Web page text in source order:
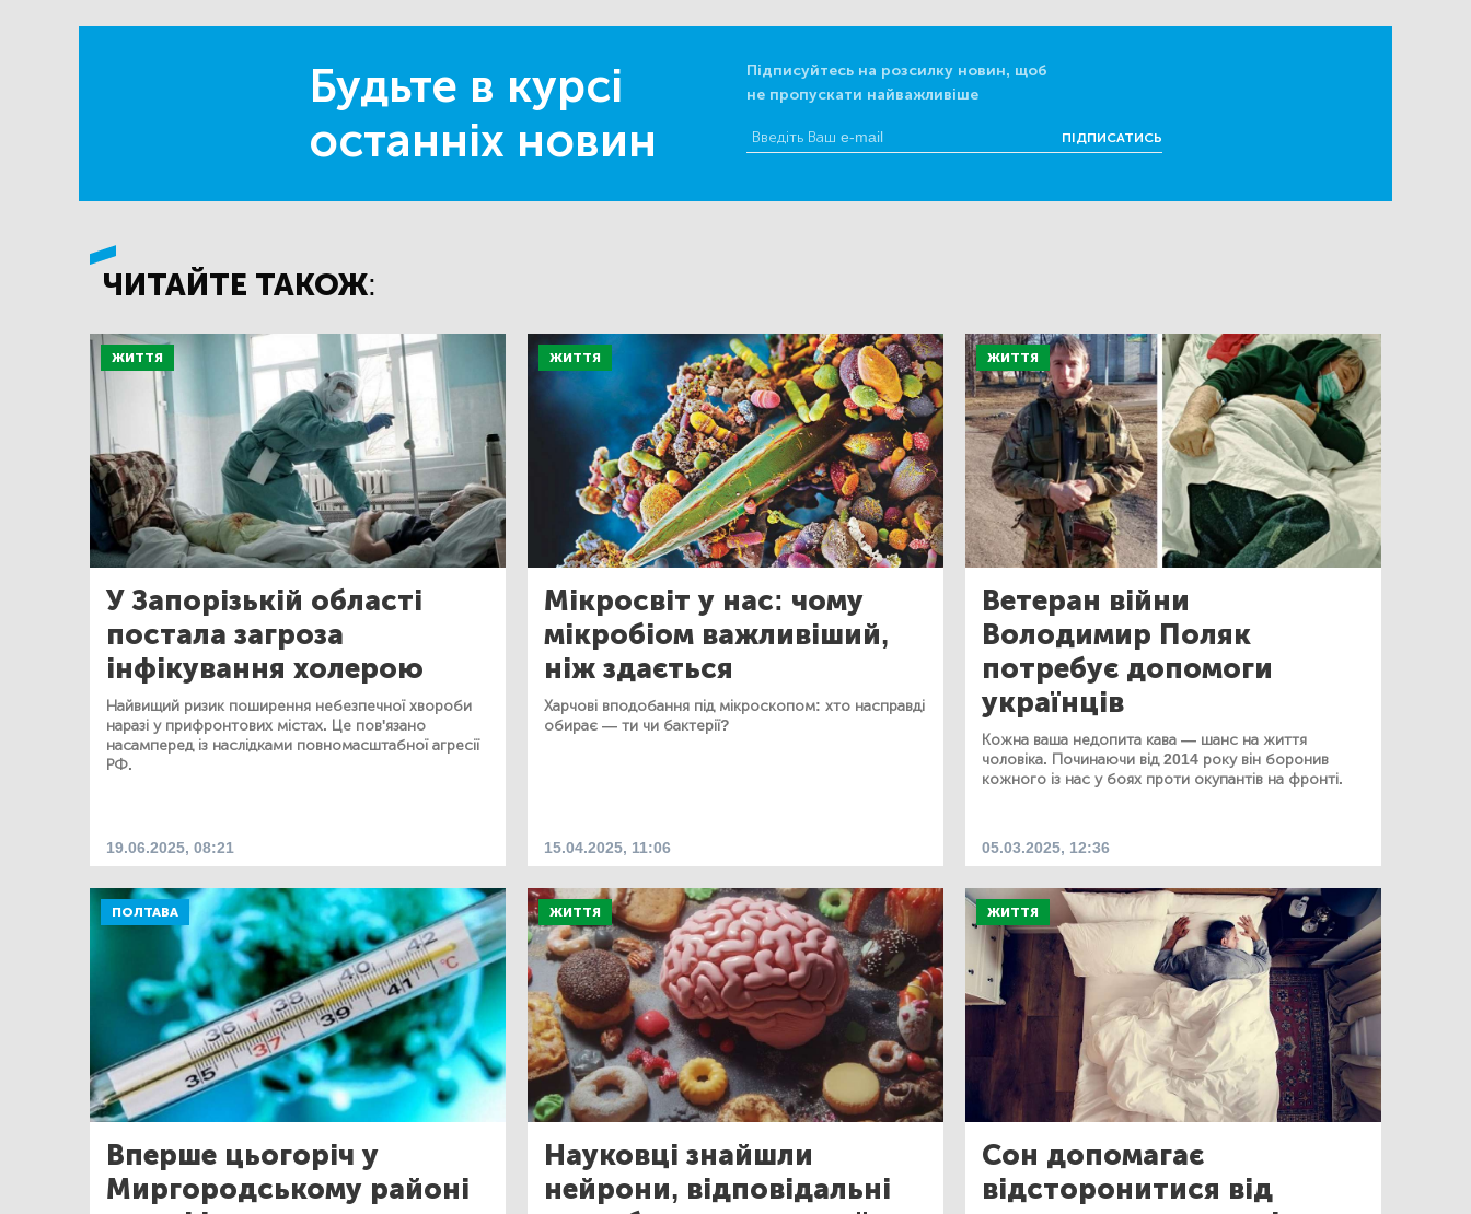
Будьте в курсі
останніх новин
Підписуйтесь на розсилку новин, щоб
не пропускати найважливіше
ПІДПИСАТИСЬ
ЧИТАЙТЕ ТАКОЖ:
ЖИТТЯ
У Запорізькій області
постала загроза
інфікування холерою
Найвищий ризик поширення небезпечної хвороби
наразі у прифронтових містах. Це пов'язано
насамперед із наслідками повномасштабної агресії
РФ.
19.06.2025, 08:21
ЖИТТЯ
Мікросвіт у нас: чому
мікробіом важливіший,
ніж здається
Харчові вподобання під мікроскопом: хто насправді
обирає — ти чи бактерії?
15.04.2025, 11:06
ЖИТТЯ
Ветеран війни
Володимир Поляк
потребує допомоги
українців
Кожна ваша недопита кава — шанс на життя
чоловіка. Починаючи від 2014 року він боронив
кожного із нас у боях проти окупантів на фронті.
05.03.2025, 12:36
ПОЛТАВА
Вперше цьогоріч у
Миргородському районі
ЖИТТЯ
Науковці знайшли
нейрони, відповідальні
ЖИТТЯ
Сон допомагає
відсторонитися від